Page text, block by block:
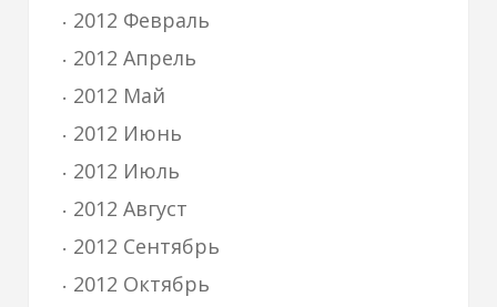
2012 Февраль
2012 Апрель
2012 Май
2012 Июнь
2012 Июль
2012 Август
2012 Сентябрь
2012 Октябрь